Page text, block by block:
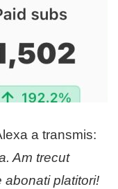
a transmis:
Am trecut
platitori!